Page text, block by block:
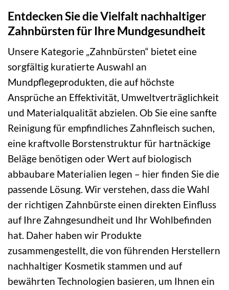
Entdecken Sie die Vielfalt nachhaltiger
Zahnbürsten für Ihre Mundgesundheit
Unsere Kategorie „Zahnbürsten“ bietet eine
sorgfältig kuratierte Auswahl an
Mundpflegeprodukten, die auf höchste
Ansprüche an Effektivität, Umweltverträglichkeit
und Materialqualität abzielen. Ob Sie eine sanfte
Reinigung für empfindliches Zahnfleisch suchen,
eine kraftvolle Borstenstruktur für hartnäckige
Beläge benötigen oder Wert auf biologisch
abbaubare Materialien legen – hier finden Sie die
passende Lösung. Wir verstehen, dass die Wahl
der richtigen Zahnbürste einen direkten Einfluss
auf Ihre Zahngesundheit und Ihr Wohlbefinden
hat. Daher haben wir Produkte
zusammengestellt, die von führenden Herstellern
nachhaltiger Kosmetik stammen und auf
bewährten Technologien basieren, um Ihnen ein